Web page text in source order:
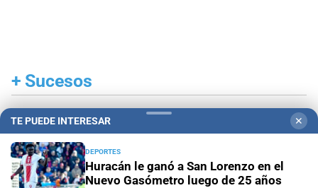
+ Sucesos
TE PUEDE INTERESAR ✕
DEPORTES
Huracán le ganó a San Lorenzo en el
Nuevo Gasómetro luego de 25 años